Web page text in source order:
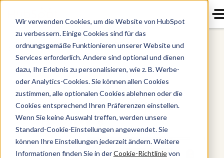
Wir verwenden Cookies, um die Website von HubSpot
zu verbessern. Einige Cookies sind für das
ordnungsgemäße Funktionieren unserer Website und
Services erforderlich. Andere sind optional und dienen
dazu, Ihr Erlebnis zu personalisieren, wie z. B. Werbe-
oder Analytics-Cookies. Sie können allen Cookies
zustimmen, alle optionalen Cookies ablehnen oder die
Cookies entsprechend Ihren Präferenzen einstellen.
Wenn Sie keine Auswahl treffen, werden unsere
Standard-Cookie-Einstellungen angewendet. Sie
können Ihre Einstellungen jederzeit ändern. Weitere
Informationen finden Sie in derCookie-Richtlinievon
Content Hub